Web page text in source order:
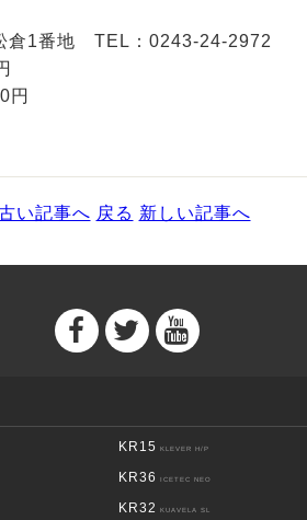
1番地 TEL：0243-24-2972
い記事へ 戻る 新しい記事へ
KR15 KLEVER H/P
KR36 ICETEC NEO
KR32 KUAVELA SL